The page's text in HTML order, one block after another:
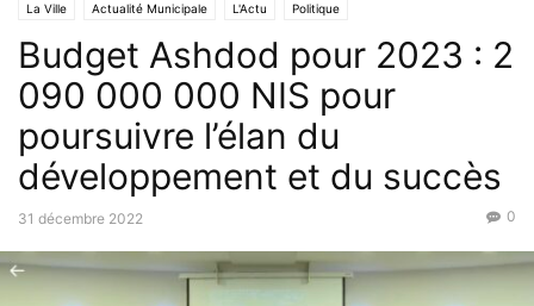
La Ville Actualité Municipale L'Actu Politique
Budget Ashdod pour 2023 : 2
090 000 000 NIS pour
poursuivre l’élan du
développement et du succès
31 décembre 2022 0